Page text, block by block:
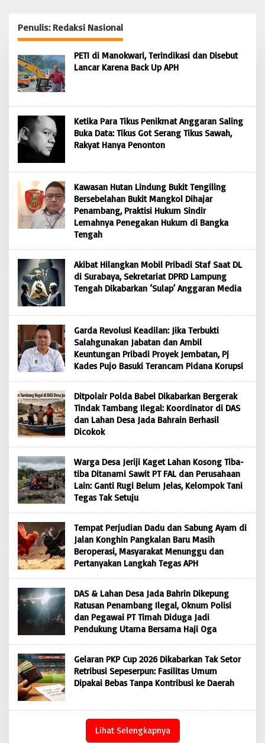
Penulis: Redaksi Nasional
PETI di Manokwari, Terindikasi dan Disebut
Lancar Karena Back Up APH
Ketika Para Tikus Penikmat Anggaran Saling
Buka Data: Tikus Got Serang Tikus Sawah,
Rakyat Hanya Penonton
Kawasan Hutan Lindung Bukit Tengiling
Bersebelahan Bukit Mangkol Dihajar
Penambang, Praktisi Hukum Sindir
Lemahnya Penegakan Hukum di Bangka
Tengah
Akibat Hilangkan Mobil Pribadi Staf Saat DL
di Surabaya, Sekretariat DPRD Lampung
Tengah Dikabarkan ‘Sulap’ Anggaran Media
Garda Revolusi Keadilan: Jika Terbukti
Salahgunakan Jabatan dan Ambil
Keuntungan Pribadi Proyek Jembatan, Pj
Kades Pujo Basuki Terancam Pidana Korupsi
Ditpolair Polda Babel Dikabarkan Bergerak
Tindak Tambang Ilegal: Koordinator di DAS
dan Lahan Desa Jada Bahrain Berhasil
Dicokok
Warga Desa Jeriji Kaget Lahan Kosong Tiba-
tiba Ditanami Sawit PT FAL dan Perusahaan
Lain: Ganti Rugi Belum Jelas, Kelompok Tani
Tegas Tak Setuju
Tempat Perjudian Dadu dan Sabung Ayam di
Jalan Konghin Pangkalan Baru Masih
Beroperasi, Masyarakat Menunggu dan
Pertanyakan Langkah Tegas APH
DAS & Lahan Desa Jada Bahrin Dikepung
Ratusan Penambang Ilegal, Oknum Polisi
dan Pegawai PT Timah Diduga Jadi
Pendukung Utama Bersama Haji Oga
Gelaran PKP Cup 2026 Dikabarkan Tak Setor
Retribusi Sepeserpun: Fasilitas Umum
Dipakai Bebas Tanpa Kontribusi ke Daerah
Lihat Selengkapnya